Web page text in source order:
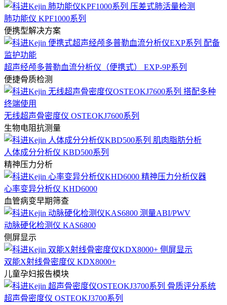
肺功能仪 KPF1000系列
便携型解决方案
超声经颅多普勒血流分析仪（便携式） EXP-9P系列
便捷骨质检测
无线超声骨密度仪 OSTEOKJ7600系列
生物电阻抗测量
人体成分分析仪 KBD500系列
精神压力分析
心率变异分析仪 KHD6000
血管病变早期筛查
动脉硬化检测仪 KAS6800
侧屏显示
双能X射线骨密度仪 KDX8000+
儿童孕妇报告模块
超声骨密度仪 OSTEOKJ3700系列